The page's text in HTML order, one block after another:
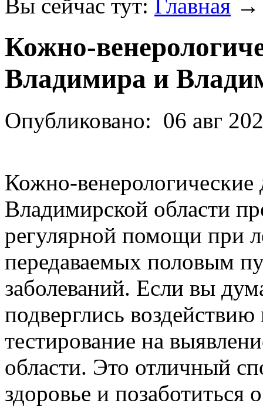
Вы сейчас тут: Главная
Кожно-
Владимира и
Опубликовано: 06 авг
Кожно-
Владимирской области
регулярной помощи при
передаваемых половым
заболеваний. Если вы
подверглись
тестирование на
области. Это отличный
здоровье и позаботиться